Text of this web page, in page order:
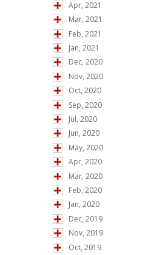
Apr, 2021
Mar, 2021
Feb, 2021
Jan, 2021
Dec, 2020
Nov, 2020
Oct, 2020
Sep, 2020
Jul, 2020
Jun, 2020
May, 2020
Apr, 2020
Mar, 2020
Feb, 2020
Jan, 2020
Dec, 2019
Nov, 2019
Oct, 2019